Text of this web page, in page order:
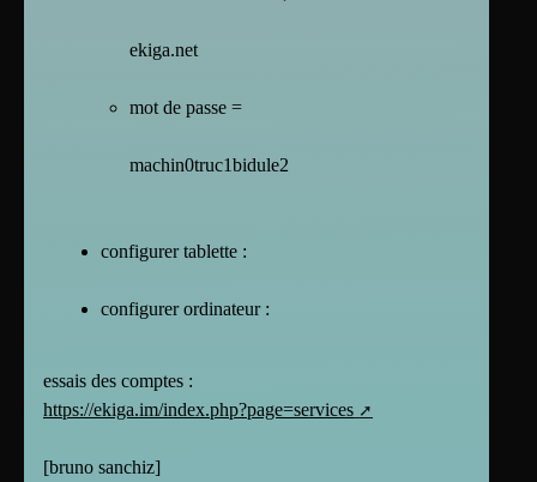
ekiga.net
mot de passe =
machin0truc1bidule2
configurer tablette :
configurer ordinateur :
essais des comptes :
https://ekiga.im/index.php?page=services
[bruno sanchiz]